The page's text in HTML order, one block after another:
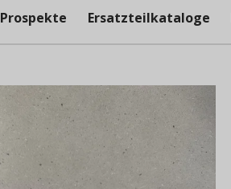
Prospekte
Ersatzteilkataloge